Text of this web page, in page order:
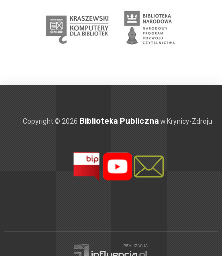
Copyright © 2026 Biblioteka Publicznaw Krynicy-Zdroju